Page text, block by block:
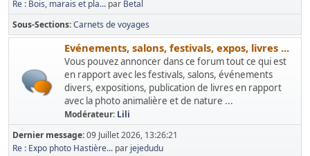
Re : Bois, marais et pla... par Betal
Sous-Sections Carnets de voyages
Evénements, salons, festivals, expos, livres ...
Vous pouvez annoncer dans ce forum tout ce qui est
en rapport avec les festivals, salons, événements
divers, expositions, publication de livres en rapport
avec la photo animalière et de nature ...
Modérateur: Lili
Dernier message:09 Juillet 2026, 13:26:21
Re : Expo photo Hastière... par jejedudu